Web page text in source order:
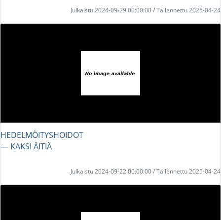
Julkaistu 2024-09-29 00:00:00 / Tallennettu 2025-04-24
HEDELMÖITYSHOIDOT
― KAKSI ÄITIÄ
Julkaistu 2024-09-22 00:00:00 / Tallennettu 2025-04-24